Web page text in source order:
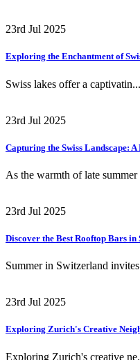
23rd Jul 2025
Exploring the Enchantment of
Swiss lakes offer a captivatin...
23rd Jul 2025
Capturing the Swiss Landscape:
As the warmth of late summer
23rd Jul 2025
Discover the Best Rooftop Bars in
Summer in Switzerland
23rd Jul 2025
Exploring Zurich's Creative
Exploring Zurich's creative